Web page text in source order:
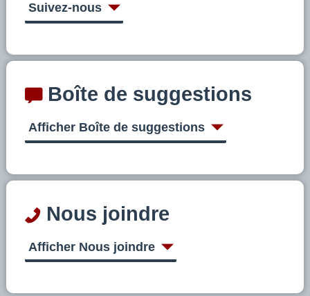
Suivez-nous
Boîte de suggestions
Afficher Boîte de suggestions
Nous joindre
Afficher Nous joindre